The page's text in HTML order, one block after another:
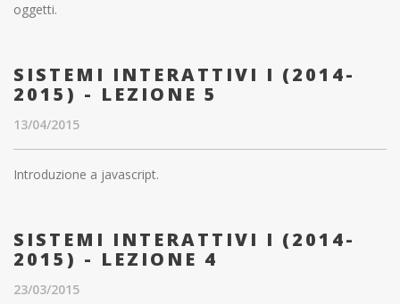
oggetti.
SISTEMI INTERATTIVI I (2014-
2015) - LEZIONE 5
13/04/2015
Introduzione a javascript.
SISTEMI INTERATTIVI I (2014-
2015) - LEZIONE 4
23/03/2015